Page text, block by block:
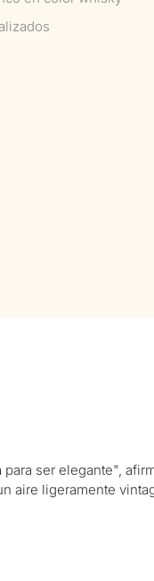
ser elegante",
aire ligeramente